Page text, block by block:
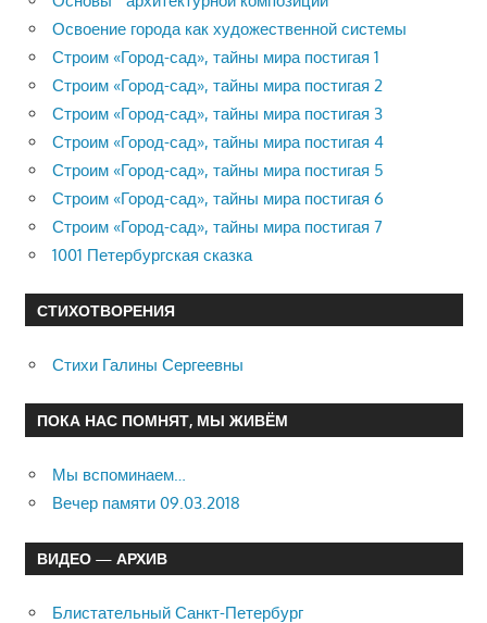
Освоение города как художественной системы
Строим «Город-сад», тайны мира постигая 1
Строим «Город-сад», тайны мира постигая 2
Строим «Город-сад», тайны мира постигая 3
Строим «Город-сад», тайны мира постигая 4
Строим «Город-сад», тайны мира постигая 5
Строим «Город-сад», тайны мира постигая 6
Строим «Город-сад», тайны мира постигая 7
1001 Петербургская сказка
СТИХОТВОРЕНИЯ
Стихи Галины Сергеевны
ПОКА НАС ПОМНЯТ, МЫ ЖИВЁМ
Мы вспоминаем…
Вечер памяти 09.03.2018
ВИДЕО — АРХИВ
Блистательный Санкт-Петербург